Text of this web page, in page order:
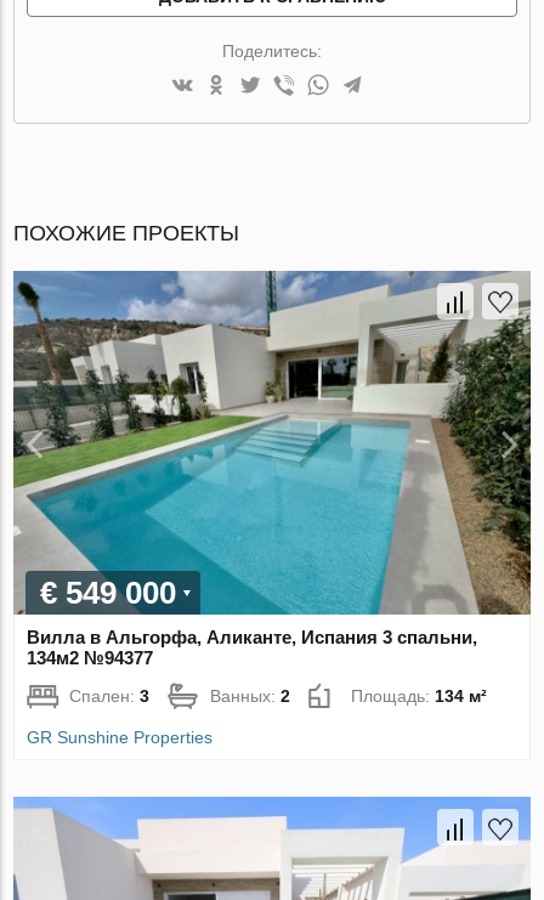
Поделитесь:
ПОХОЖИЕ ПРОЕКТЫ
€ 549 000
Вилла в Альгорфа, Аликанте, Испания 3 спальни,
134м2 №94377
Спален:3 Ванных:2 Площадь:134 м²
GR Sunshine Properties